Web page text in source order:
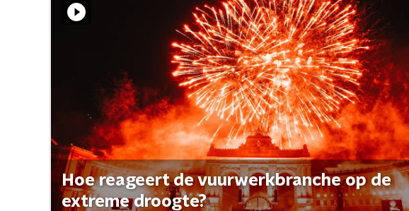
Hoe reageert de vuurwerkbranche op de
extreme droogte?